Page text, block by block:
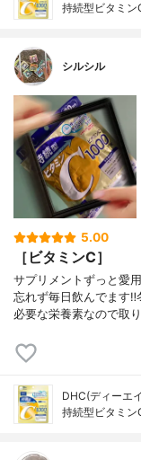
持続型ビタミン
シルシル
5.00
［ビタミンC］
サプリメントずっと愛
忘れず毎日飲んでます
必要な栄養素なので取
DHC(ディーエ
持続型ビタミン